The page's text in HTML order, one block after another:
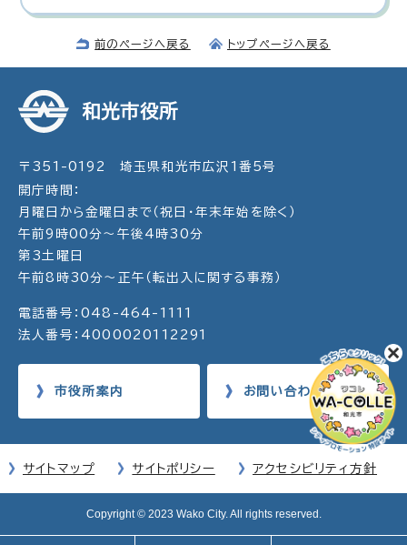
前のページへ戻る トップページへ戻る
和光市役所
〒351-0192 埼玉県和光市広沢1番5号
開庁時間：
月曜日から金曜日まで（祝日・年末年始を除く）
午前9時00分～午後4時30分
第3土曜日
午前8時30分～正午（転出入に関する事務）
電話番号：048-464-1111
法人番号：4000020112291
市役所案内 お問い合わせ
サイトマップ サイトポリシー アクセシビリティ方針
Copyright © 2023 Wako City. All rights reserved.